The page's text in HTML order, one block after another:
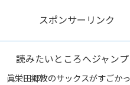
スポンサーリンク
読みたいところへジャンプ
眞栄田郷敦のサックスがすごか